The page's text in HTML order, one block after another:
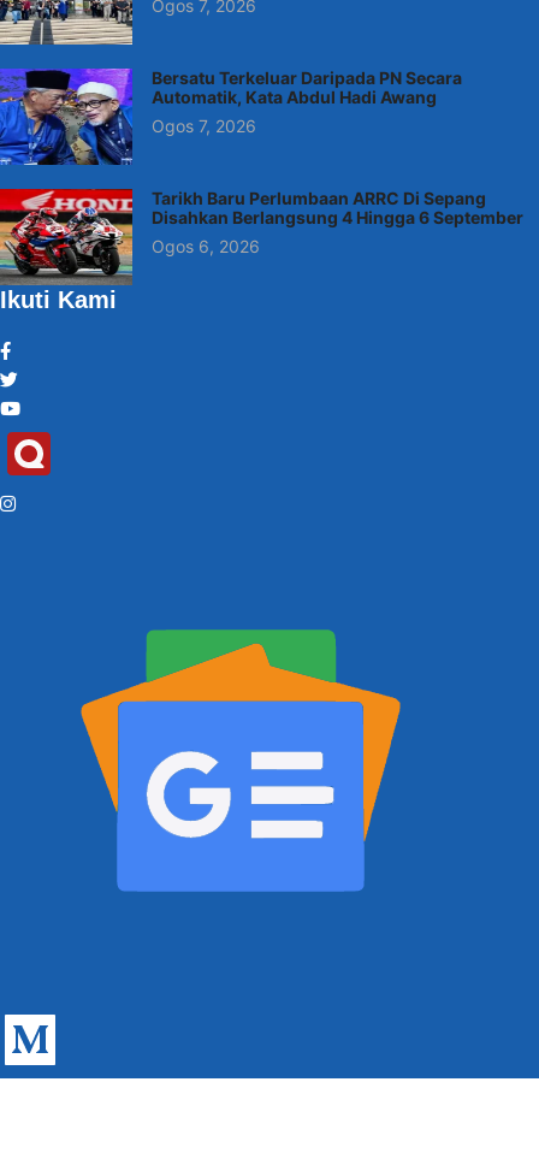
Ogos 7, 2026
Bersatu Terkeluar Daripada PN Secara
Automatik, Kata Abdul Hadi Awang
Ogos 7, 2026
Tarikh Baru Perlumbaan ARRC Di Sepang
Disahkan Berlangsung 4 Hingga 6 September
Ogos 6, 2026
Ikuti Kami